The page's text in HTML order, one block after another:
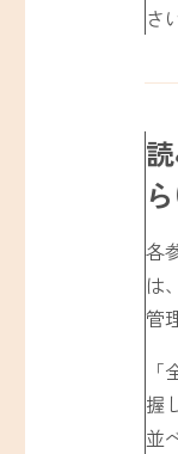
さ
各
は
管
握
並